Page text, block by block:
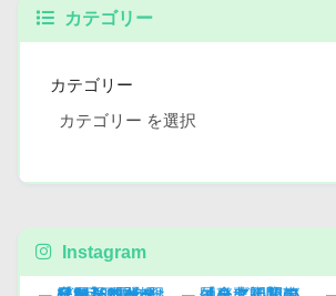
カテゴリー
カテゴリー
Instagram